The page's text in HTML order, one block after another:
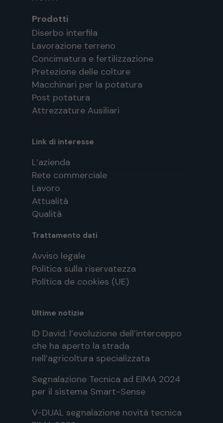
Prodotti
Diserbo interfila
Lavorazione terreno
Concimatura e fertilizzazione
Pretezione delle colture
Macchinari per la potatura
Post potatura
Attrezzature Ausiliari
Link di interesse
L’azienda
Rete commerciale
Lavoro
Attualità
Qualità
Trattamento dati
Avviso legale
Politica sulla riservatezza
Política de cookies (UE)
Ultime notizie
ID David: l’evoluzione dell’interceppo
che ha aperto la strada
nell’agricoltura specializzata
Segnalazione Tecnica ad EIMA 2024
per il sistema Smart-Sense
V-DUAL segnalazione novità tecnica